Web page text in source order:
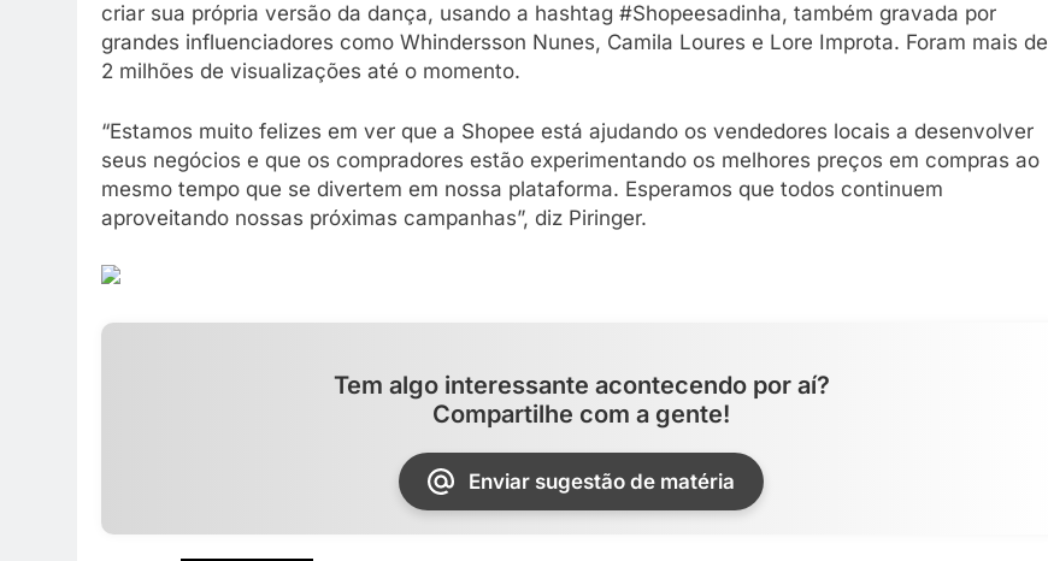
criar sua própria versão da dança, usando a hashtag #Shopeesadinha, também gravada por
grandes influenciadores como Whindersson Nunes, Camila Loures e Lore Improta. Foram mais de
2 milhões de visualizações até o momento.
“Estamos muito felizes em ver que a Shopee está ajudando os vendedores locais a desenvolver
seus negócios e que os compradores estão experimentando os melhores preços em compras ao
mesmo tempo que se divertem em nossa plataforma. Esperamos que todos continuem
aproveitando nossas próximas campanhas”, diz Piringer.
Tem algo interessante acontecendo por aí?
Compartilhe com a gente!
Enviar sugestão de matéria